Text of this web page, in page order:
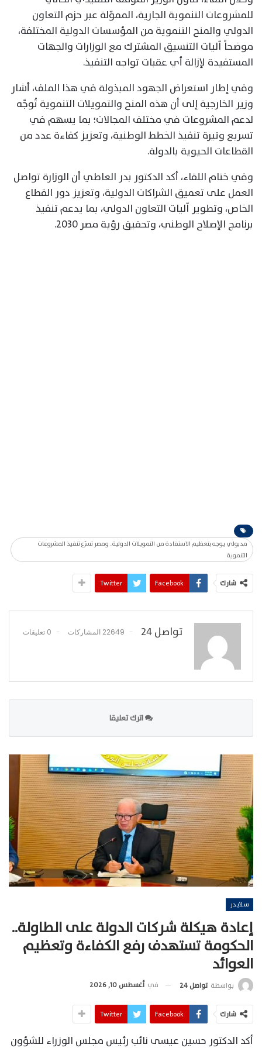
للمشروعات التنموية الجارية، المموّلة عبر حزم التعاون
الدولي والمنح التنموية من المؤسسات الدولية المختلفة،
موضحاً آليات التنسيق المشترك مع الوزارات والجهات
المستفيدة لإزالة أي عقبات تواجه التنفيذ.
وفي إطار استعراض الجهود المبذولة في هذا الملف، أشار
وزير الخارجية إلى أن هذه المنح والتمويلات التنموية تُوجَّه
لدعم المشروعات في مختلف المجالات؛ بما يسهم في
تسريع وتيرة تنفيذ الخطط الوطنية، وتعزيز كفاءة عدد من
القطاعات الحيوية بالدولة.
وفي ختام اللقاء، أكد الدكتور بدر العاطي أن الوزارة تواصل
العمل على تعميق الشراكات الدولية، وتعزيز دور القطاع
الخاص، وتطوير آليات التعاون الدولي، بما يدعم تنفيذ
برنامج الإصلاح الوطني، وتحقيق رؤية مصر 2030.
مدبولي يوجه بتعظيم الاستفادة من التمويلات الدولية.. ومصر تسرّع تنفيذ المشروعات
التنموية
شارك Facebook
Twitter
تواصل 24 22649 المشاركات 0 تعليقات
اترك تعليقا
سلايدر
إعادة هيكلة شركات الدولة على الطاولة..
الحكومة تستهدف رفع الكفاءة وتعظيم
العوائد
بواسطة تواصل 24 في أغسطس 10, 2026
شارك Facebook
Twitter
أكد الدكتور حسين عيسى نائب رئيس مجلس الوزراء للشؤون